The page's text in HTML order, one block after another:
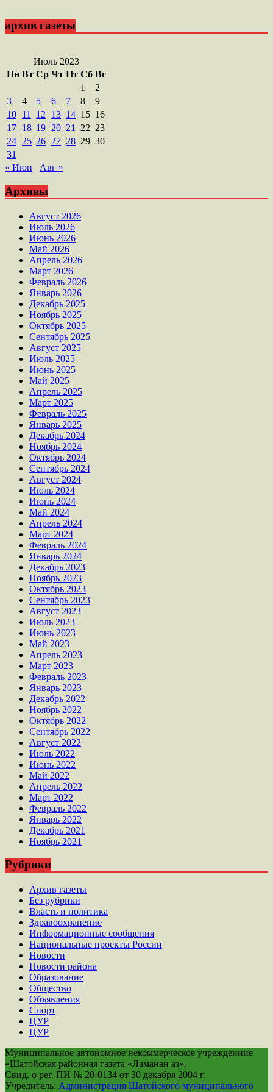
архив газеты
Июль 2023
Пн Вт Ср Чт Пт Сб Вс
1
2
3
4 5 6 7 8
9
10 11 12 13 14 15 16
17 18 19 20 21 22 23
24 25 26 27 28 29 30
31
« Июн
Авг »
Архивы
Август 2026
Июль 2026
Июнь 2026
Май 2026
Апрель 2026
Март 2026
Февраль 2026
Январь 2026
Декабрь 2025
Ноябрь 2025
Октябрь 2025
Сентябрь 2025
Август 2025
Июль 2025
Июнь 2025
Май 2025
Апрель 2025
Март 2025
Февраль 2025
Январь 2025
Декабрь 2024
Ноябрь 2024
Октябрь 2024
Сентябрь 2024
Август 2024
Июль 2024
Июнь 2024
Май 2024
Апрель 2024
Март 2024
Февраль 2024
Январь 2024
Декабрь 2023
Ноябрь 2023
Октябрь 2023
Сентябрь 2023
Август 2023
Июль 2023
Июнь 2023
Май 2023
Апрель 2023
Март 2023
Февраль 2023
Январь 2023
Декабрь 2022
Ноябрь 2022
Октябрь 2022
Сентябрь 2022
Август 2022
Июль 2022
Июнь 2022
Май 2022
Апрель 2022
Март 2022
Февраль 2022
Январь 2022
Декабрь 2021
Ноябрь 2021
Рубрики
Архив газеты
Без рубрики
Власть и политика
Здравоохранение
Информационные сообщения
Национальные проекты России
Новости
Новости района
Образование
Общество
Объявления
Спорт
ЦУР
ЦУР
Муниципальное автономное некоммерческое учреждениие
«Шатойская районная газета «Ламанан аз».
Свид. о рег. ПИ № 20-0134 от 30 декабря 2004 г.
Учредитель: Администрация Шатойского муниципального